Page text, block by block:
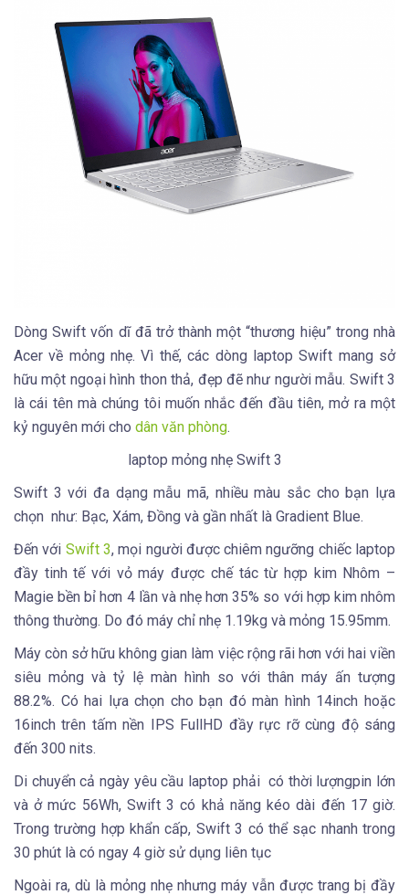
Dòng Swift vốn dĩ đã trở thành một “thương hiệu” trong nhà
Acer về mỏng nhẹ. Vì thế, các dòng laptop Swift mang sở
hữu một ngoại hình thon thả, đẹp đẽ như người mẫu. Swift 3
là cái tên mà chúng tôi muốn nhắc đến đầu tiên, mở ra một
kỷ nguyên mới cho dân văn phòng.
laptop mỏng nhẹ Swift 3
Swift 3 với đa dạng mẫu mã, nhiều màu sắc cho bạn lựa
chọn như: Bạc, Xám, Đồng và gần nhất là Gradient Blue.
Đến với Swift 3, mọi người được chiêm ngưỡng chiếc laptop
đầy tinh tế với vỏ máy được chế tác từ hợp kim Nhôm –
Magie bền bỉ hơn 4 lần và nhẹ hơn 35% so với hợp kim nhôm
thông thường. Do đó máy chỉ nhẹ 1.19kg và mỏng 15.95mm.
Máy còn sở hữu không gian làm việc rộng rãi hơn với hai viền
siêu mỏng và tỷ lệ màn hình so với thân máy ấn tượng
88.2%. Có hai lựa chọn cho bạn đó màn hình 14inch hoặc
16inch trên tấm nền IPS FullHD đầy rực rỡ cùng độ sáng
đến 300 nits.
Di chuyển cả ngày yêu cầu laptop phải có thời lượngpin lớn
và ở mức 56Wh, Swift 3 có khả năng kéo dài đến 17 giờ.
Trong trường hợp khẩn cấp, Swift 3 có thể sạc nhanh trong
30 phút là có ngay 4 giờ sử dụng liên tục
Ngoài ra, dù là mỏng nhẹ nhưng máy vẫn được trang bị đầy